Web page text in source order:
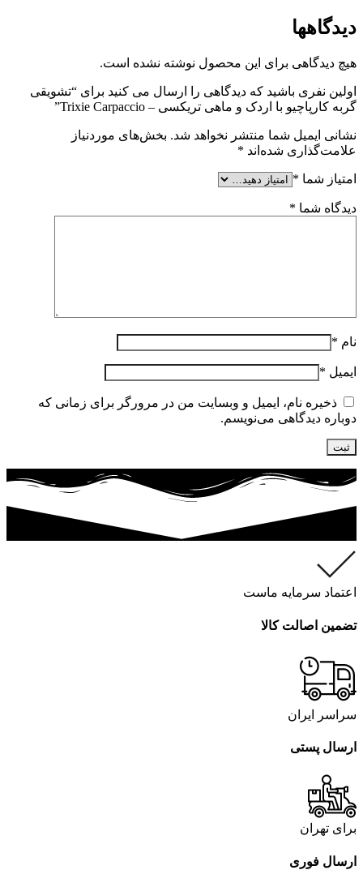
دیدگاهها
هیچ دیدگاهی برای این محصول نوشته نشده است.
اولین نفری باشید که دیدگاهی را ارسال می کنید برای “تشویقی
گربه کارپاچیو با اردک و ماهی تریکسی – Trixie Carpaccio”
نشانی ایمیل شما منتشر نخواهد شد. بخش‌های موردنیاز
علامت‌گذاری شده‌اند *
امتیاز شما *
دیدگاه شما *
نام *
ایمیل *
ذخیره نام، ایمیل و وبسایت من در مرورگر برای زمانی که
دوباره دیدگاهی می‌نویسم.
اعتماد سرمایه ماست
تضمین اصالت کالا
سراسر ایران
ارسال پستی
برای تهران
ارسال فوری